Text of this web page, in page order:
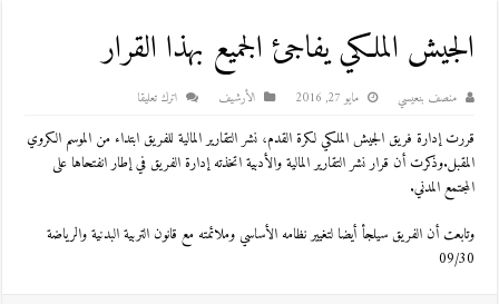
الجيش الملكي يفاجئ الجميع بهذا القرار
منصف بنعيسي مايو 27, 2016 اﻷرشيف اترك تعليقا
قررت إدارة فريق الجيش الملكي لكرة القدم، نشر التقارير المالية للفريق ابتداء من الموسم الكروي
المقبل.وذكرت أن قرار نشر التقارير المالية والأدبية اتخذته إدارة الفريق في إطار انفتحاها على
المجتمع المدني.
وتابعت أن الفريق سيلجأ أيضا لتغيير نظامه الأساسي وملائمته مع قانون التربية البدنية والرياضة
09/30